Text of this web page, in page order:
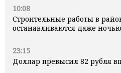
10:08
Строительные работы в
останавливаются даже ночью
23:15
Доллар превысил 82 рубля